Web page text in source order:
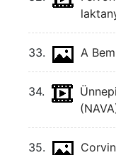
33. A
34.
35.